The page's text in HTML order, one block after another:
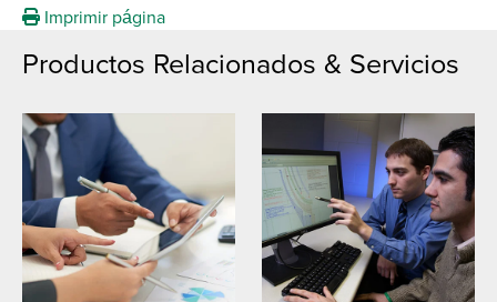
Imprimir página
Productos Relacionados & Servicios